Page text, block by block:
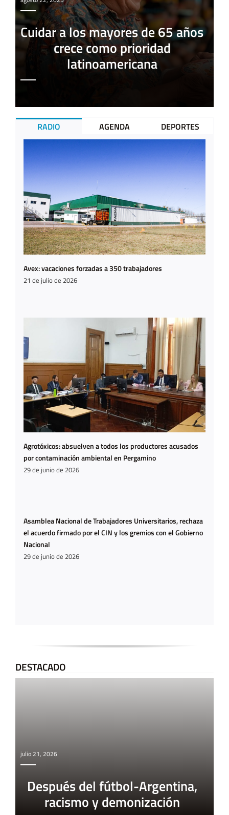
Cuidar a los mayores de 65 años
crece como prioridad
latinoamericana
RADIO AGENDA DEPORTES
Avex: vacaciones forzadas a 350 trabajadores
21 de julio de 2026
Agrotóxicos: absuelven a todos los productores acusados
por contaminación ambiental en Pergamino
29 de junio de 2026
Asamblea Nacional de Trabajadores Universitarios, rechaza
el acuerdo firmado por el CIN y los gremios con el Gobierno
Nacional
29 de junio de 2026
DESTACADO
julio 21, 2026
Después del fútbol-Argentina,
racismo y demonización